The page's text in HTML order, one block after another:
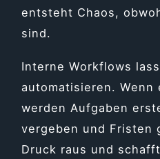
entsteht Chaos,
sind.
Interne Workflows
automatisieren.
werden Aufgaben
vergeben und Fristen
Druck raus und